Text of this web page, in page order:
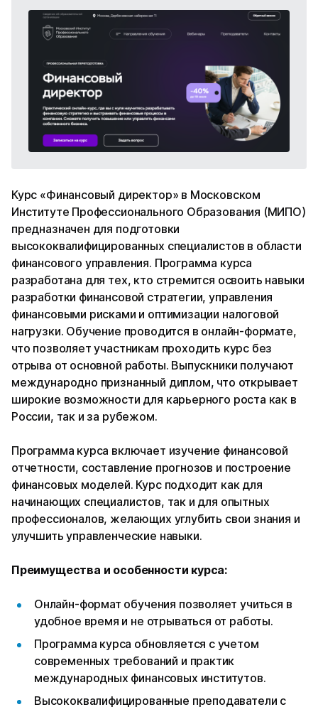
Курс «Финансовый директор» в Московском
Институте Профессионального Образования (МИПО)
предназначен для подготовки
высококвалифицированных специалистов в области
финансового управления. Программа курса
разработана для тех, кто стремится освоить навыки
разработки финансовой стратегии, управления
финансовыми рисками и оптимизации налоговой
нагрузки. Обучение проводится в онлайн-формате,
что позволяет участникам проходить курс без
отрыва от основной работы. Выпускники получают
международно признанный диплом, что открывает
широкие возможности для карьерного роста как в
России, так и за рубежом.
Программа курса включает изучение финансовой
отчетности, составление прогнозов и построение
финансовых моделей. Курс подходит как для
начинающих специалистов, так и для опытных
профессионалов, желающих углубить свои знания и
улучшить управленческие навыки.
Преимущества и особенности курса:
Онлайн-формат обучения позволяет учиться в
удобное время и не отрываться от работы.
Программа курса обновляется с учетом
современных требований и практик
международных финансовых институтов.
Высококвалифицированные преподаватели с